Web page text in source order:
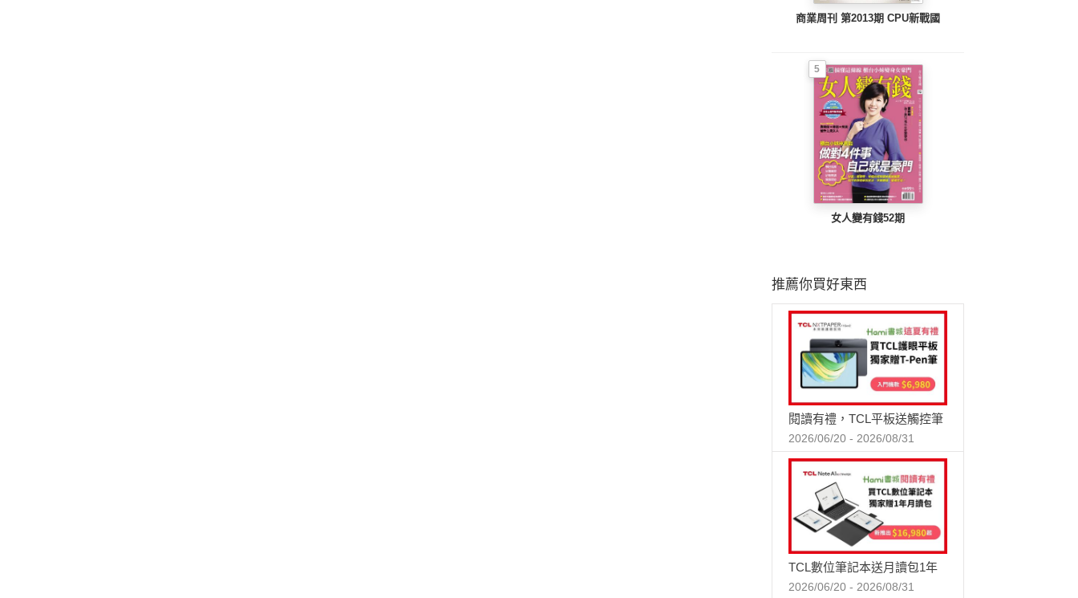
商業周刊 第2013期 CPU新戰國
5
女人變有錢52期
推薦你買好東西
閱讀有禮，TCL平板送觸控筆
2026/06/20 - 2026/08/31
TCL數位筆記本送月讀包1年
2026/06/20 - 2026/08/31